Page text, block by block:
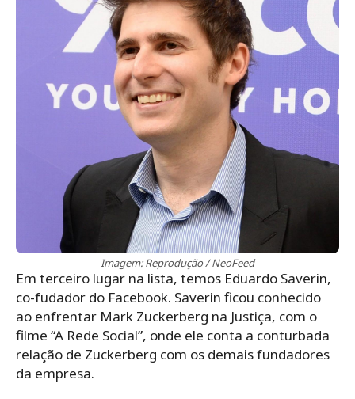
Imagem: Reprodução / NeoFeed
Em terceiro lugar na lista, temos Eduardo Saverin,
co-fudador do Facebook. Saverin ficou conhecido
ao enfrentar Mark Zuckerberg na Justiça, com o
filme “A Rede Social”, onde ele conta a conturbada
relação de Zuckerberg com os demais fundadores
da empresa.